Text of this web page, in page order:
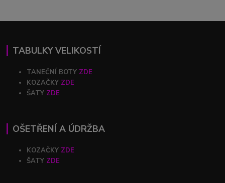
TABULKY VELIKOSTÍ
TANEČNÍ BOTY ZDE
KOZAČKY ZDE
ŠATY ZDE
OŠETŘENÍ A ÚDRŽBA
KOZAČKY ZDE
ŠATY ZDE